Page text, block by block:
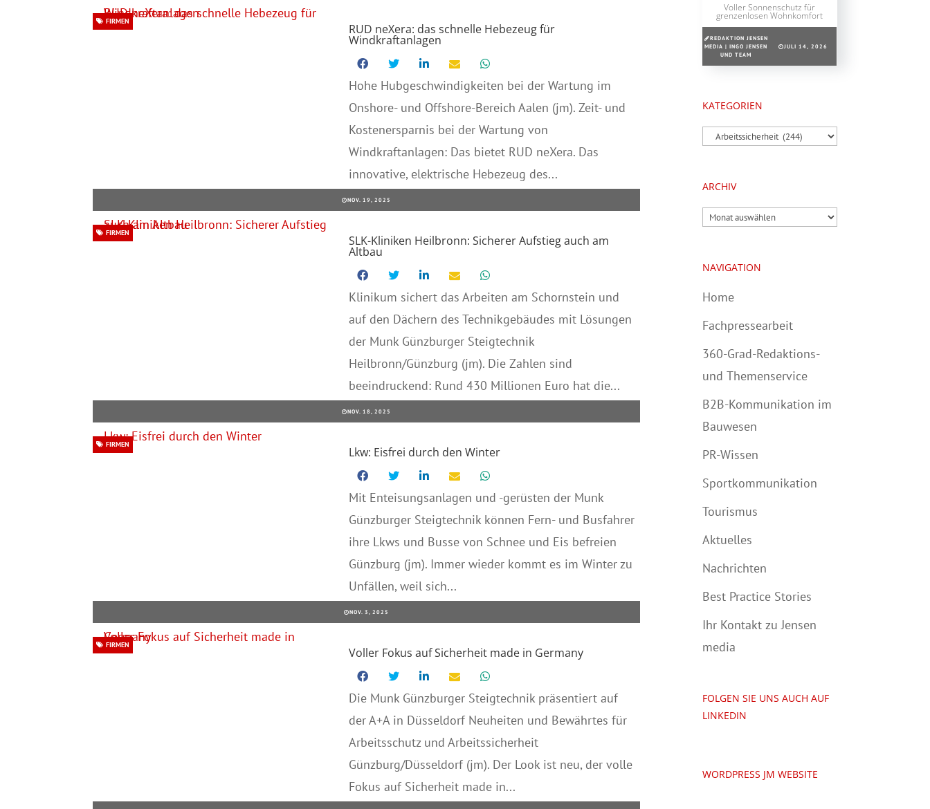
RUD neXera: das schnelle Hebezeug für
Windkraftanlagen
FIRMEN
Hohe Hubgeschwindigkeiten bei der Wartung im
Onshore- und Offshore-Bereich Aalen (jm). Zeit- und
Kostenersparnis bei der Wartung von
Windkraftanlagen: Das bietet RUD neXera. Das
innovative, elektrische Hebezeug des...
NOV. 19, 2025
SLK-Kliniken Heilbronn: Sicherer Aufstieg auch am
Altbau
FIRMEN
Klinikum sichert das Arbeiten am Schornstein und
auf den Dächern des Technikgebäudes mit Lösungen
der Munk Günzburger Steigtechnik
Heilbronn/Günzburg (jm). Die Zahlen sind
beeindruckend: Rund 430 Millionen Euro hat die...
NOV. 18, 2025
Lkw: Eisfrei durch den Winter
FIRMEN
Mit Enteisungsanlagen und -gerüsten der Munk
Günzburger Steigtechnik können Fern- und Busfahrer
ihre Lkws und Busse von Schnee und Eis befreien
Günzburg (jm). Immer wieder kommt es im Winter zu
Unfällen, weil sich...
NOV. 3, 2025
Voller Fokus auf Sicherheit made in Germany
FIRMEN
Die Munk Günzburger Steigtechnik präsentiert auf
der A+A in Düsseldorf Neuheiten und Bewährtes für
Arbeitsschutz und Arbeitssicherheit
Günzburg/Düsseldorf (jm). Der Look ist neu, der volle
Fokus auf Sicherheit made in...
Voller Sonnenschutz für
grenzenlosen Wohnkomfort
REDAKTION JENSEN
MEDIA | INGO JENSEN
UND TEAM
JULI 14, 2026
KATEGORIEN
Kategorien
ARCHIV
Archiv
NAVIGATION
Home
Fachpressearbeit
360-Grad-Redaktions-
und Themenservice
B2B-Kommunikation im
Bauwesen
PR-Wissen
Sportkommunikation
Tourismus
Aktuelles
Nachrichten
Best Practice Stories
Ihr Kontakt zu Jensen
media
FOLGEN SIE UNS AUCH AUF
LINKEDIN
WORDPRESS JM WEBSITE